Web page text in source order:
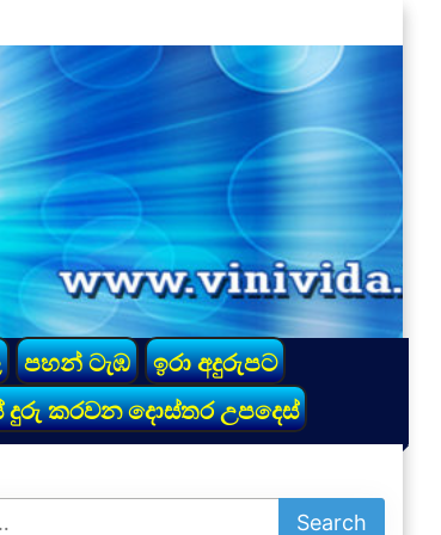
පහන් ටැඹ
ඉරා අදුරුපට
දුරු කරවන දොස්තර උපදෙස්